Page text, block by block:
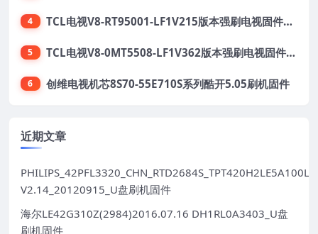
4 TCL电视V8-RT95001-LF1V215版本强刷电视固件包下载
5 TCL电视V8-0MT5508-LF1V362版本强刷电视固件包下载
6 创维电视机芯8S70-55E710S系列酷开5.05刷机固件
近期文章
V2.14_20120915_U盘刷机固件
海尔LE42G310Z(2984)2016.07.16 DH1RL0A3403_U盘
刷机固件